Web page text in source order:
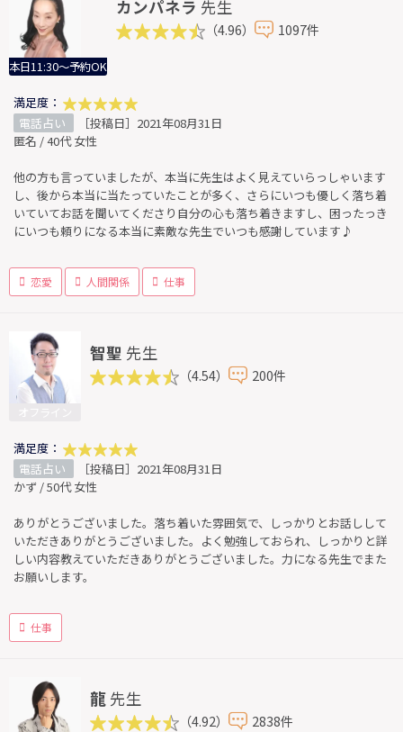
本日11:30～予約OK
カンパネラ 先生
（4.96） 1097件
満足度：
電話占い
［投稿日］2021年08月31日
匿名 / 40代 女性
他の方も言っていましたが、本当に先生はよく見えていらっしゃいます
し、後から本当に当たっていたことが多く、さらにいつも優しく落ち着
いていてお話を聞いてくださり自分の心も落ち着きますし、困ったっき
にいつも頼りになる本当に素敵な先生でいつも感謝しています♪
恋愛 人間関係 仕事
智聖 先生
（4.54） 200件
満足度：
電話占い
［投稿日］2021年08月31日
かず / 50代 女性
ありがとうございました。落ち着いた雰囲気で、しっかりとお話しして
いただきありがとうございました。よく勉強しておられ、しっかりと詳
しい内容教えていただきありがとうございました。力になる先生でまた
お願いします。
仕事
龍 先生
（4.92） 2838件